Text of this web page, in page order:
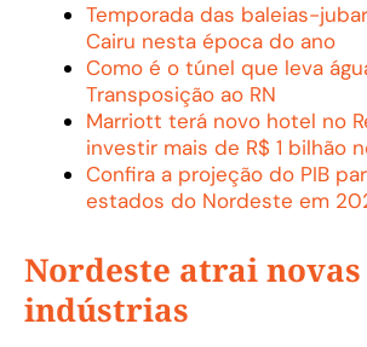
Temporada das baleias-
Cairu nesta época do ano
Como é o túnel que leva
Transposição ao RN
Marriott terá novo hotel no
investir mais de R$ 1 bilhão
Confira a projeção do PIB
estados do Nordeste em
Nordeste atrai novas
indústrias